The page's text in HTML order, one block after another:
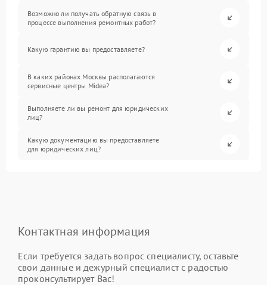
Возможно ли получать обратную связь в
процессе выполнения ремонтных работ?
Какую гарантию вы предоставляете?
В каких районах Москвы располагаются
сервисные центры Midea?
Выполняете ли вы ремонт для юридических
лиц?
Какую документацию вы предоставляете
для юридических лиц?
Контактная информация
Если требуется задать вопрос специалисту, оставьте
свои данные и дежурный специалист с радостью
проконсультирует Вас!